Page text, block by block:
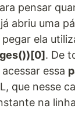
pensar
abriu uma
ela
. De
essa
que nesse
na